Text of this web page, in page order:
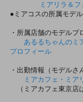
ミアリラ＆
●ミアコスの所属モデ
・所属店舗のモデルプ
あるるちゃんのミ
プロフィール
・出勤情報（モデルさ
ミアカフェ・ミア
（ミアカフェ東京店